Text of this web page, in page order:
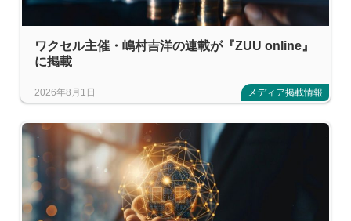
ワクセル主催・嶋村吉洋の連載が『ZUU online』
に掲載
2026年8月1日 メディア掲載情報